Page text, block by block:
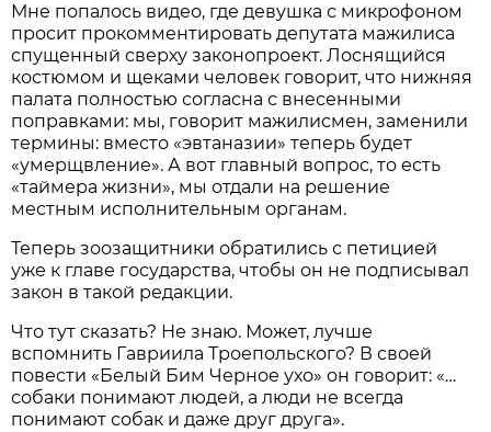
Мне попалось видео, где девушка с микрофоном
просит прокомментировать депутата мажилиса
спущенный сверху законопроект. Лоснящийся
костюмом и щеками человек говорит, что нижняя
палата полностью согласна с внесенными
поправками: мы, говорит мажилисмен, заменили
термины: вместо «эвтаназии» теперь будет
«умерщвление». А вот главный вопрос, то есть
«таймера жизни», мы отдали на решение
местным исполнительным органам.
Теперь зоозащитники обратились с петицией
уже к главе государства, чтобы он не подписывал
закон в такой редакции.
Что тут сказать? Не знаю. Может, лучше
вспомнить Гавриила Троепольского? В своей
повести «Белый Бим Черное ухо» он говорит: «…
собаки понимают людей, а люди не всегда
понимают собак и даже друг друга».